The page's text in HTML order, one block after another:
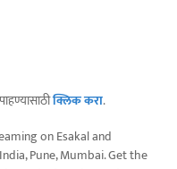
क्लिक करा.
on Esakal and
Pune, Mumbai. Get the